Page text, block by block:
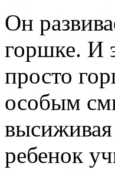
Он
горшке. И
просто
особым
ребенок